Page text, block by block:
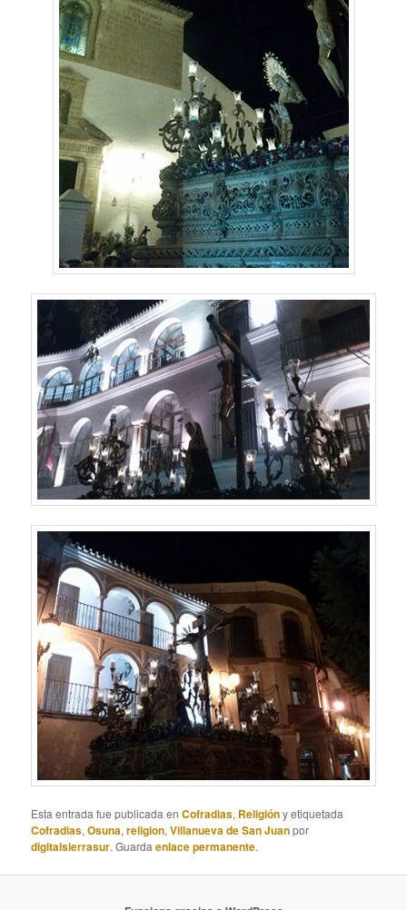
Esta entrada fue publicada enCofradias, Religióny etiquetada
Cofradias,Osuna,religion,Villanueva de San Juanpor
digitalsierrasur. Guardaenlace permanente.